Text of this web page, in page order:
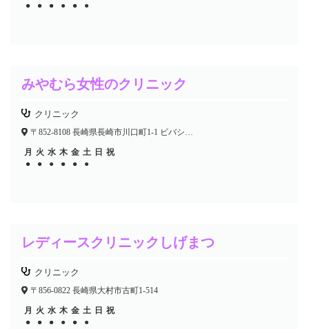
●
● ● ● ● ●
● ● ● ●
みやむら女性のクリニック
クリニック
〒852-8108 長崎県長崎市川口町1-1 ビバシティ浦上1F
月 火 水 木 金 土 日 祝
●
● ● ●
● ● ● ●
● ●
レディースクリニックしげまつ
クリニック
〒856-0822 長崎県大村市古町1-514
月 火 水 木 金 土 日 祝
●
● ● ●
● ● ● ● ●
●